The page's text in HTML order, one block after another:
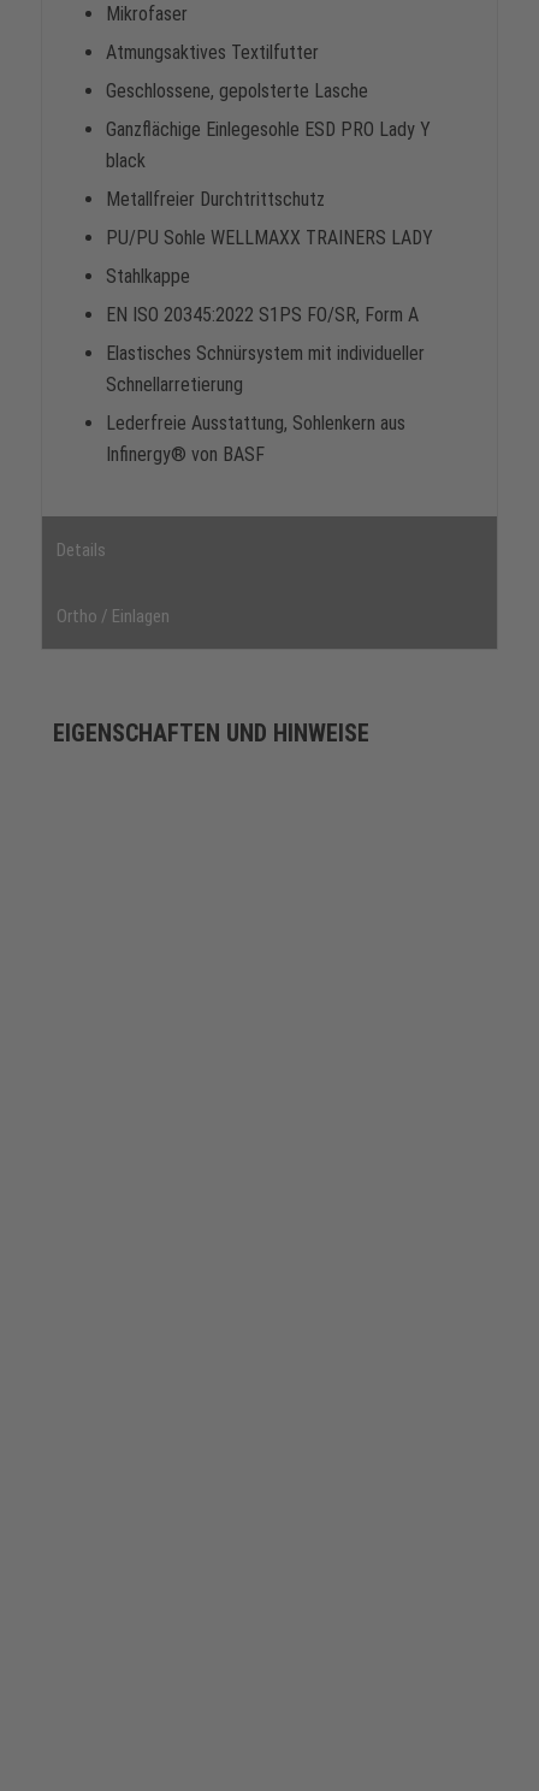
Mikrofaser
Atmungsaktives Textilfutter
Geschlossene, gepolsterte Lasche
Ganzflächige Einlegesohle ESD PRO Lady Y
black
Metallfreier Durchtrittschutz
PU/PU Sohle WELLMAXX TRAINERS LADY
Stahlkappe
EN ISO 20345:2022 S1PS FO/SR, Form A
Elastisches Schnürsystem mit individueller
Schnellarretierung
Lederfreie Ausstattung, Sohlenkern aus
Infinergy® von BASF
Details
Ortho / Einlagen
EIGENSCHAFTEN UND HINWEISE